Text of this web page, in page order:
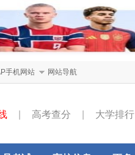
手机网站 网站导航
高考查分 大学排行